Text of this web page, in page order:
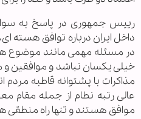
رییس جمهوری در پاسخ به
داخل ایران درباره توافق هسته
در مسئله مهمی مانند موضوع
خیلی یکسان نباشد و موافقین و
مذاکرات با پشتوانه قاطبه
عالی رتبه نطام از جمله مقام
موافق هستند و تنها راه منطقی